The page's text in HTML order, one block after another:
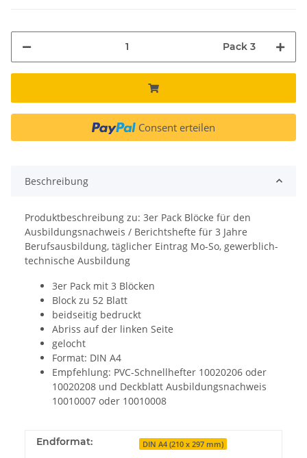
Pack 3
Consent erteilen
Beschreibung
Produktbeschreibung zu: 3er Pack Blöcke für den
Ausbildungsnachweis / Berichtshefte für 3 Jahre
Berufsausbildung, täglicher Eintrag Mo-So, gewerblich-
technische Ausbildung
3er Pack mit 3 Blöcken
Block zu 52 Blatt
beidseitig bedruckt
Abriss auf der linken Seite
gelocht
Format: DIN A4
Empfehlung: PVC-Schnellhefter 10020206 oder
10020208 und Deckblatt Ausbildungsnachweis
10010007 oder 10010008
Endformat: DIN A4 (210 x 297 mm)